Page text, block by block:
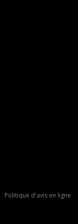
Politique d'avis en ligne